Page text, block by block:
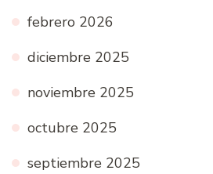
febrero 2026
diciembre 2025
noviembre 2025
octubre 2025
septiembre 2025